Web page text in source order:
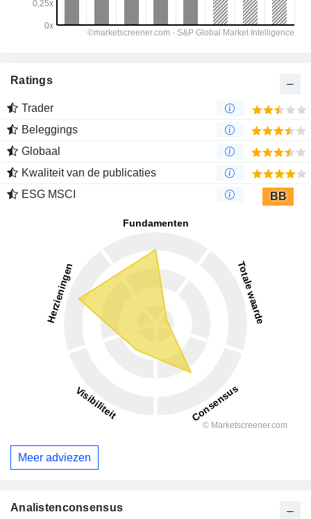
Ratings
Trader
Beleggings
Globaal
Kwaliteit van de publicaties
ESG MSCI
BB
Meer adviezen
Analistenconsensus